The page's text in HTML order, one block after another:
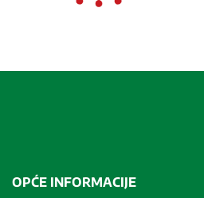
OPĆE INFORMACIJE